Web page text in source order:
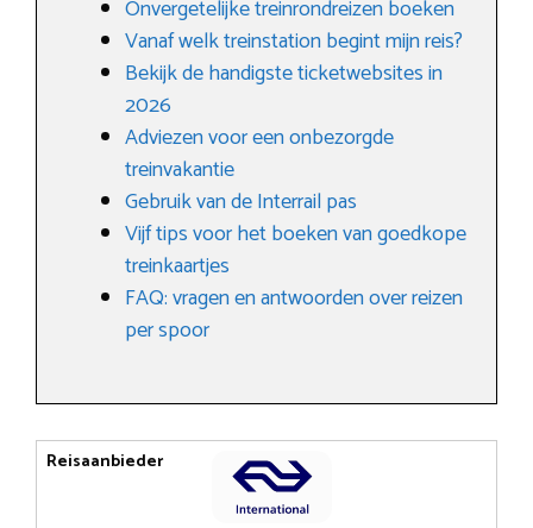
Onvergetelijke treinrondreizen boeken
Vanaf welk treinstation begint mijn reis?
Bekijk de handigste ticketwebsites in
2026
Adviezen voor een onbezorgde
treinvakantie
Gebruik van de Interrail pas
Vijf tips voor het boeken van goedkope
treinkaartjes
FAQ: vragen en antwoorden over reizen
per spoor
Reisaanbieder